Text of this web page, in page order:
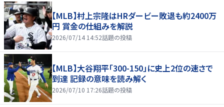
【MLB】村上宗隆はHRダービー敗退も約2400万
円 賞金の仕組みを解説
2026/07/14 14:52話題の投稿
【MLB】大谷翔平「300-150」に史上2位の速さで
到達 記録の意味を読み解く
2026/07/10 17:26話題の投稿